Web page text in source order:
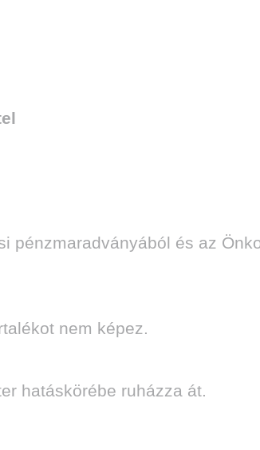
pénzmaradványából és az
nem képez.
hatáskörébe ruházza át.